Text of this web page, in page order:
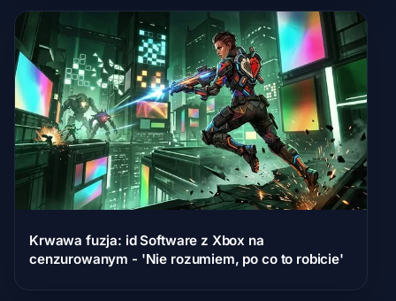
Krwawa fuzja: id Software z Xbox na
cenzurowanym - 'Nie rozumiem, po co to robicie'